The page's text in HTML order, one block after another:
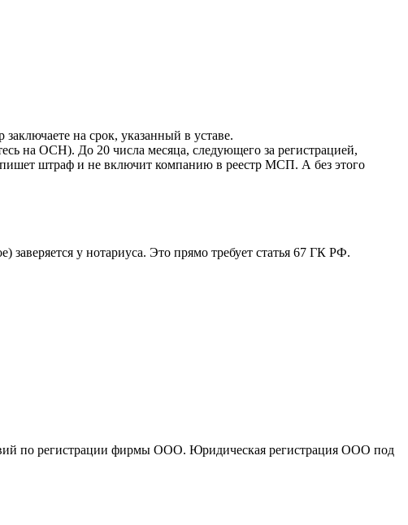
на срок, указанный в уставе.
на ОСН). До 20 числа месяца, следующего за регистрацией,
штраф и не включит компанию в реестр МСП. А без этого
заверяется у нотариуса. Это прямо требует статья 67 ГК РФ.
по регистрации фирмы ООО. Юридическая регистрация ООО под